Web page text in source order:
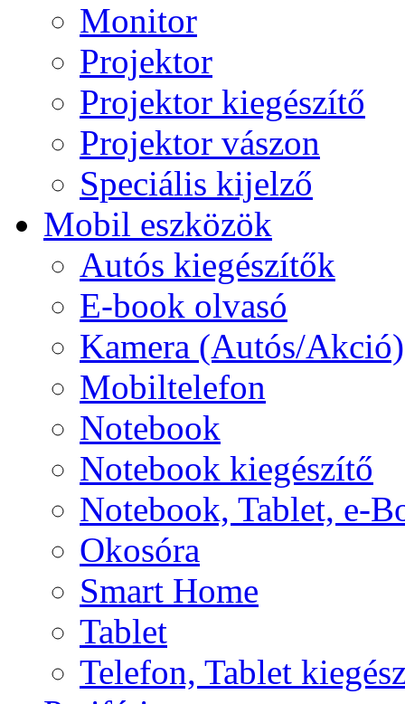
Monitor
Projektor
Projektor kiegészítő
Projektor vászon
Speciális kijelző
Mobil eszközök
Autós kiegészítők
E-book olvasó
Kamera (Autós/Akció)
Mobiltelefon
Notebook
Notebook kiegészítő
Notebook, Tablet, e-
Okosóra
Smart Home
Tablet
Telefon, Tablet